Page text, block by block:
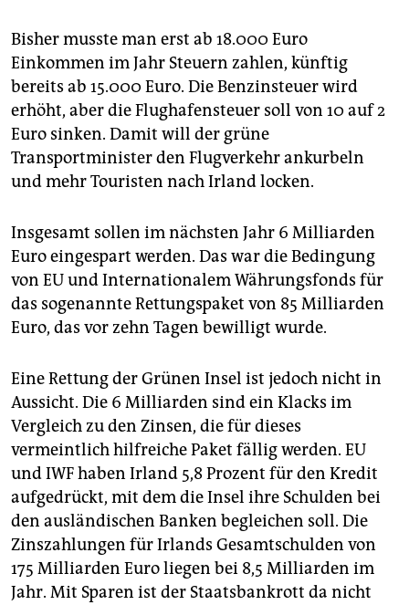
Bisher musste man erst ab 18.000 Euro
Einkommen im Jahr Steuern zahlen, künftig
bereits ab 15.000 Euro. Die Benzinsteuer wird
erhöht, aber die Flughafensteuer soll von 10 auf 2
Euro sinken. Damit will der grüne
Transportminister den Flugverkehr ankurbeln
und mehr Touristen nach Irland locken.
Insgesamt sollen im nächsten Jahr 6 Milliarden
Euro eingespart werden. Das war die Bedingung
von EU und Internationalem Währungsfonds für
das sogenannte Rettungspaket von 85 Milliarden
Euro, das vor zehn Tagen bewilligt wurde.
Eine Rettung der Grünen Insel ist jedoch nicht in
Aussicht. Die 6 Milliarden sind ein Klacks im
Vergleich zu den Zinsen, die für dieses
vermeintlich hilfreiche Paket fällig werden. EU
und IWF haben Irland 5,8 Prozent für den Kredit
aufgedrückt, mit dem die Insel ihre Schulden bei
den ausländischen Banken begleichen soll. Die
Zinszahlungen für Irlands Gesamtschulden von
175 Milliarden Euro liegen bei 8,5 Milliarden im
Jahr. Mit Sparen ist der Staatsbankrott da nicht